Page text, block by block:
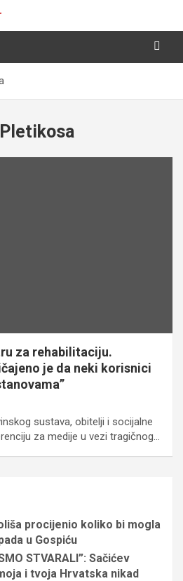
za rehabilitaciju.
je da neki korisnici
sustava, obitelji i socijalne
za medije u vezi tragičnog…
procijenio koliko bi mogla
u Gospiću
STVARALI”: Sačićev
i tvoja Hrvatska nikad